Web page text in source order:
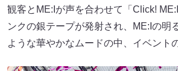
観客とME:Iが声を合わせて「Click!
ンクの銀テープが発射され、ME:Iの明
ような華やかなムードの中、イベント